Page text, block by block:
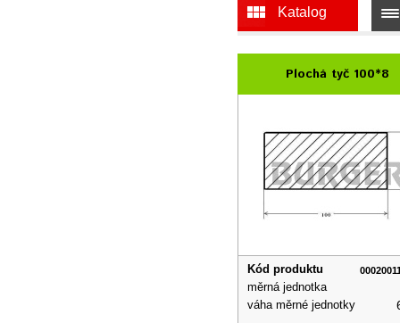
Katalog
Plochá tyč 100*8
Kód produktu
měrná jednotka
váha měrné jednotky